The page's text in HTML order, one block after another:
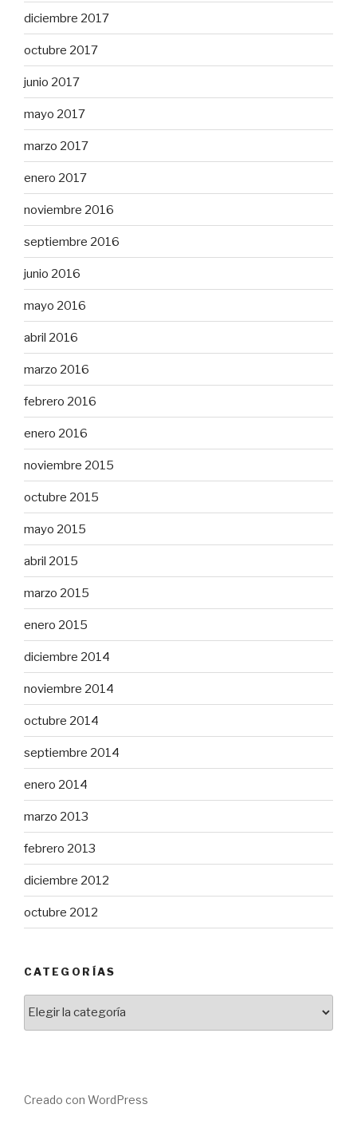
diciembre 2017
octubre 2017
junio 2017
mayo 2017
marzo 2017
enero 2017
noviembre 2016
septiembre 2016
junio 2016
mayo 2016
abril 2016
marzo 2016
febrero 2016
enero 2016
noviembre 2015
octubre 2015
mayo 2015
abril 2015
marzo 2015
enero 2015
diciembre 2014
noviembre 2014
octubre 2014
septiembre 2014
enero 2014
marzo 2013
febrero 2013
diciembre 2012
octubre 2012
CATEGORÍAS
Creado con WordPress